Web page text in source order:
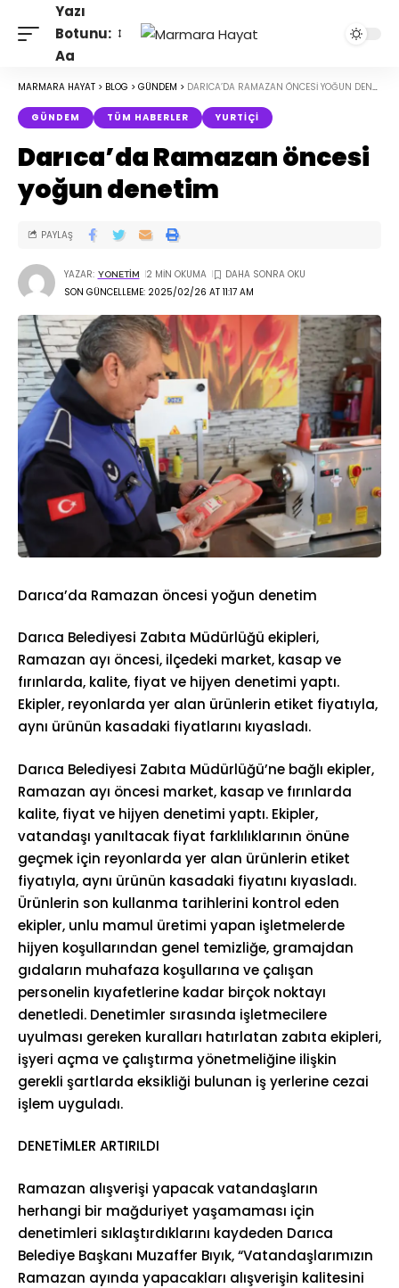
Yazı
Botunu:
Aa
MARMARA HAYAT > BLOG > GÜNDEM > DARICA’DA RAMAZAN ÖNCESI YOĞUN DENETIM
GÜNDEM TÜM HABERLER YURTIÇI
Darıca’da Ramazan öncesi
yoğun denetim
SON GÜNCELLEME: 2025/02/26 AT 11:17 AM
YAZAR: YONETIM 2 MIN OKUMA
PAYLAŞ
Darıca’da Ramazan öncesi yoğun denetim
Darıca Belediyesi Zabıta Müdürlüğü ekipleri,
Ramazan ayı öncesi, ilçedeki market, kasap ve
fırınlarda, kalite, fiyat ve hijyen denetimi yaptı.
Ekipler, reyonlarda yer alan ürünlerin etiket fiyatıyla,
aynı ürünün kasadaki fiyatlarını kıyasladı.
Darıca Belediyesi Zabıta Müdürlüğü’ne bağlı ekipler,
Ramazan ayı öncesi market, kasap ve fırınlarda
kalite, fiyat ve hijyen denetimi yaptı. Ekipler,
vatandaşı yanıltacak fiyat farklılıklarının önüne
geçmek için reyonlarda yer alan ürünlerin etiket
fiyatıyla, aynı ürünün kasadaki fiyatını kıyasladı.
Ürünlerin son kullanma tarihlerini kontrol eden
ekipler, unlu mamul üretimi yapan işletmelerde
hijyen koşullarından genel temizliğe, gramajdan
gıdaların muhafaza koşullarına ve çalışan
personelin kıyafetlerine kadar birçok noktayı
denetledi. Denetimler sırasında işletmecilere
uyulması gereken kuralları hatırlatan zabıta ekipleri,
işyeri açma ve çalıştırma yönetmeliğine ilişkin
gerekli şartlarda eksikliği bulunan iş yerlerine cezai
işlem uyguladı.
DENETİMLER ARTIRILDI
Ramazan alışverişi yapacak vatandaşların
herhangi bir mağduriyet yaşamaması için
denetimleri sıklaştırdıklarını kaydeden Darıca
Belediye Başkanı Muzaffer Bıyık, “Vatandaşlarımızın
Ramazan ayında yapacakları alışverişin kalitesini